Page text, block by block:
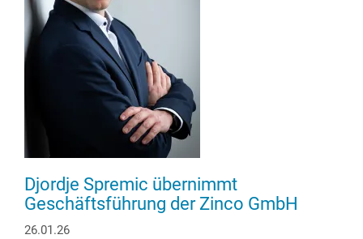
Djordje Spremic übernimmt
Geschäftsführung der Zinco GmbH
26.01.26